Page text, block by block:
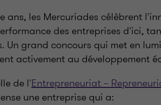
ans, les Mercuriades célèbrent
des entreprises d'ici,
Un grand concours qui met en
activement au développement
de l'Entrepreneuriat –
une entreprise qui a: